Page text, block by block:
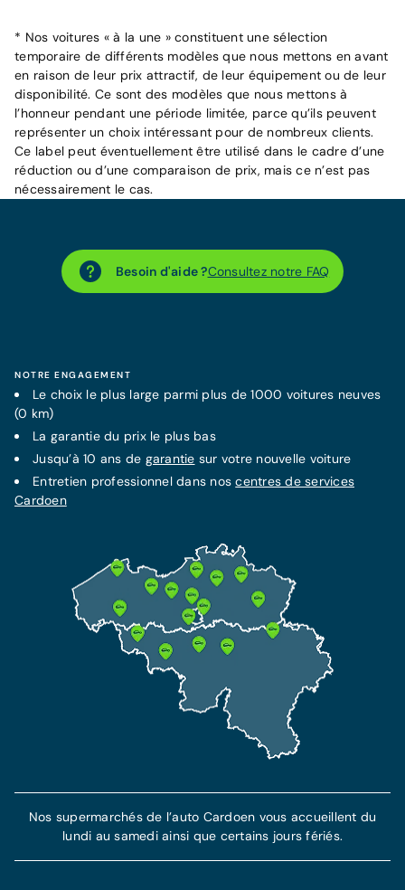
* Nos voitures « à la une » constituent une sélection
temporaire de différents modèles que nous mettons en avant
en raison de leur prix attractif, de leur équipement ou de leur
disponibilité. Ce sont des modèles que nous mettons à
l’honneur pendant une période limitée, parce qu’ils peuvent
représenter un choix intéressant pour de nombreux clients.
Ce label peut éventuellement être utilisé dans le cadre d’une
réduction ou d’une comparaison de prix, mais ce n’est pas
nécessairement le cas.
Besoin d'aide ?Consultez notre FAQ
NOTRE ENGAGEMENT
Le choix le plus large parmi plus de 1000 voitures neuves
(0 km)
La garantiedu prix le plus bas
Jusqu’à 10 ans de garantie sur votre nouvelle voiture
Entretien professionnel dans noscentres de services
Cardoen
Nos supermarchés de l’auto Cardoen vous accueillent du
lundi au samedi ainsi que certains jours fériés.